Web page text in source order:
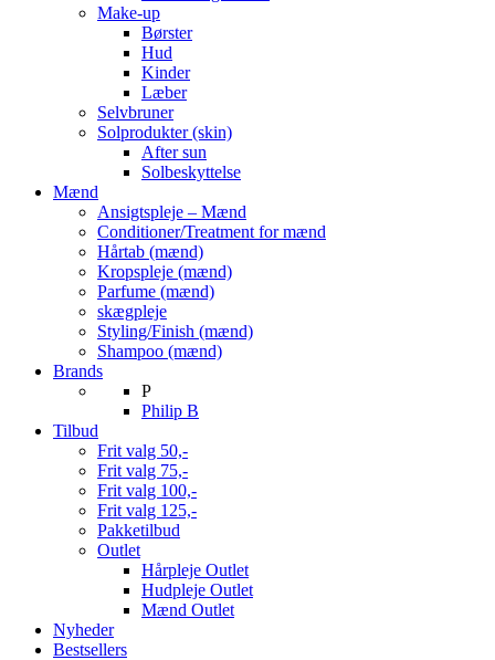
Make-up
Børster
Hud
Kinder
Læber
Selvbruner
Solprodukter (skin)
After sun
Solbeskyttelse
Mænd
Ansigtspleje – Mænd
Conditioner/Treatment for mænd
Hårtab (mænd)
Kropspleje (mænd)
Parfume (mænd)
skægpleje
Styling/Finish (mænd)
Shampoo (mænd)
Brands
P
Philip B
Tilbud
Frit valg 50,-
Frit valg 75,-
Frit valg 100,-
Frit valg 125,-
Pakketilbud
Outlet
Hårpleje Outlet
Hudpleje Outlet
Mænd Outlet
Nyheder
Bestsellers